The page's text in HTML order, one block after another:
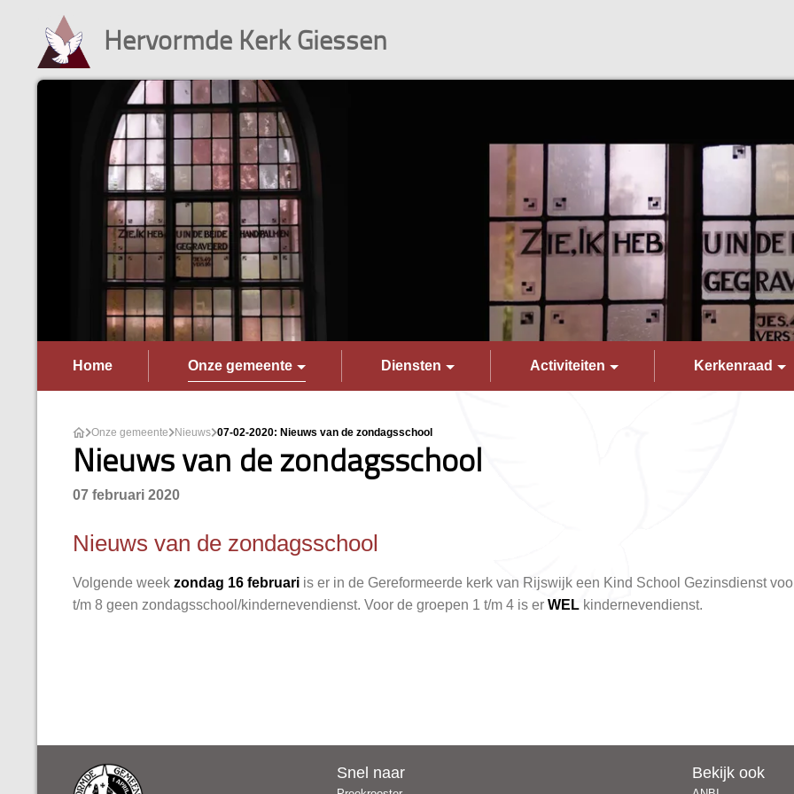
Hervormde Kerk Giessen
Home Onze gemeente Diensten Activiteiten Kerkenraad
Onze gemeente Nieuws 07-02-2020: Nieuws van de zondagsschool
Nieuws van de zondagsschool
07 februari 2020
Nieuws van de zondagsschool
Volgende week zondag 16 februari is er in de Gereformeerde kerk van Rijswijk een Kind School Gezinsdienst
t/m 8 geen zondagsschool/kindernevendienst. Voor de groepen 1 t/m 4 is er WEL kindernevendienst.
Snel naar Bekijk ook